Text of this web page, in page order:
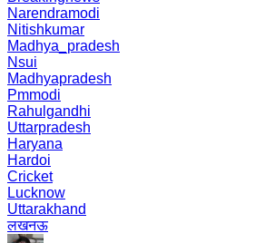
Narendramodi
Nitishkumar
Madhya_pradesh
Nsui
Madhyapradesh
Pmmodi
Rahulgandhi
Uttarpradesh
Haryana
Hardoi
Cricket
Lucknow
Uttarakhand
लखनऊ